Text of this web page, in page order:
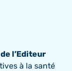
l’Editeur
à la santé